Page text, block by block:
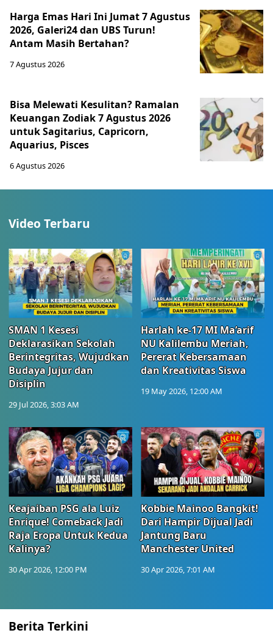
Harga Emas Hari Ini Jumat 7 Agustus
2026, Galeri24 dan UBS Turun!
Antam Masih Bertahan?
7 Agustus 2026
Bisa Melewati Kesulitan? Ramalan
Keuangan Zodiak 7 Agustus 2026
untuk Sagitarius, Capricorn,
Aquarius, Pisces
6 Agustus 2026
Video Terbaru
SMAN 1 Kesesi
Deklarasikan Sekolah
Berintegritas, Wujudkan
Budaya Jujur dan
Disiplin
29 Jul 2026, 3:03 AM
Harlah ke-17 MI Ma’arif
NU Kalilembu Meriah,
Pererat Kebersamaan
dan Kreativitas Siswa
19 May 2026, 12:00 AM
Keajaiban PSG ala Luiz
Enrique! Comeback Jadi
Raja Eropa Untuk Kedua
Kalinya?
30 Apr 2026, 12:00 PM
Kobbie Mainoo Bangkit!
Dari Hampir Dijual Jadi
Jantung Baru
Manchester United
30 Apr 2026, 7:01 AM
Berita Terkini